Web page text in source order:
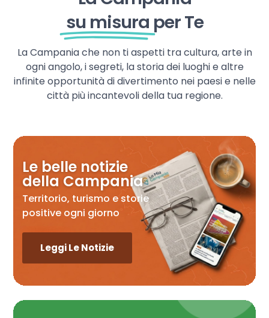
su misura per Te
La Campania che non ti aspetti tra cultura, arte in
ogni angolo, i segreti, la storia dei luoghi e altre
infinite opportunità di divertimento nei paesi e nelle
città più incantevoli della tua regione.
Le belle notizie
della Campania
Territorio, turismo e storie
positive ogni giorno
Leggi Le Notizie